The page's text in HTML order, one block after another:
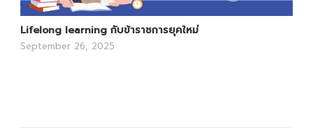
Lifelong learning กับข้าราชการยุคใหม่
September 26, 2025